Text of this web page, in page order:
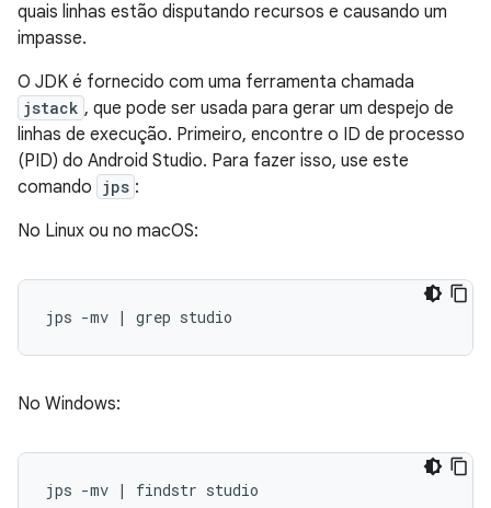
quais linhas estão disputando recursos e causando um
impasse.
O JDK é fornecido com uma ferramenta chamada
jstack , que pode ser usada para gerar um despejo de
linhas de execução. Primeiro, encontre o ID de processo
(PID) do Android Studio. Para fazer isso, use este
comando jps :
No Linux ou no macOS:
No Windows: